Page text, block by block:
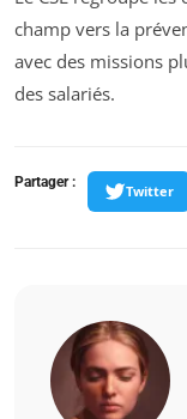
champ vers la
avec des missions
des salariés.
Partager : Twitter